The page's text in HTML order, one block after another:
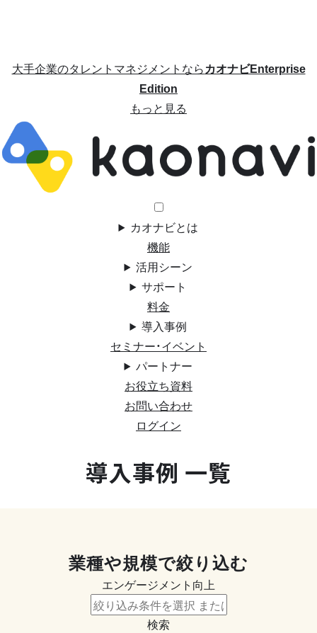
大手企業のタレントマネジメントならカオナビEnterprise
Edition
もっと見る
カオナビとは
機能
活用シーン
サポート
料金
導入事例
セミナー・イベント
パートナー
お役立ち資料
お問い合わせ
ログイン
導入事例 一覧
業種や規模で絞り込む
エンゲージメント向上
検索